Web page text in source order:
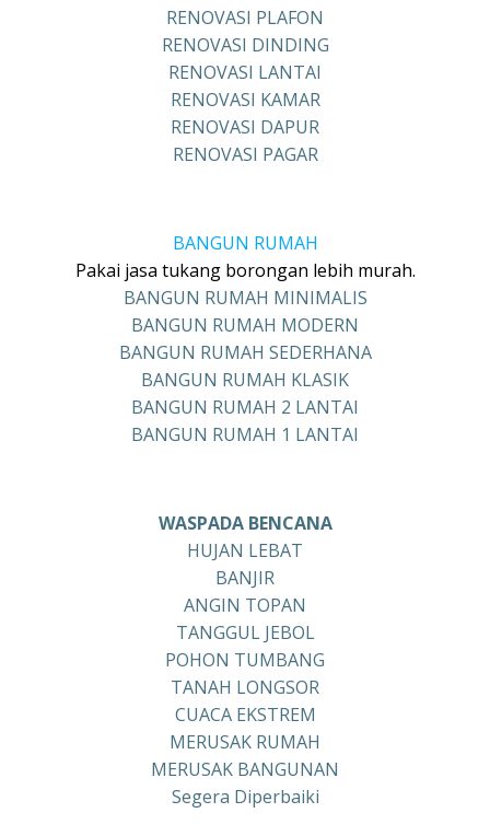
RENOVASI PLAFON
RENOVASI DINDING
RENOVASI LANTAI
RENOVASI KAMAR
RENOVASI DAPUR
RENOVASI PAGAR
BANGUN RUMAH
Pakai jasa tukang borongan lebih murah.
BANGUN RUMAH MINIMALIS
BANGUN RUMAH MODERN
BANGUN RUMAH SEDERHANA
BANGUN RUMAH KLASIK
BANGUN RUMAH 2 LANTAI
BANGUN RUMAH 1 LANTAI
WASPADA BENCANA
HUJAN LEBAT
BANJIR
ANGIN TOPAN
TANGGUL JEBOL
POHON TUMBANG
TANAH LONGSOR
CUACA EKSTREM
MERUSAK RUMAH
MERUSAK BANGUNAN
Segera Diperbaiki